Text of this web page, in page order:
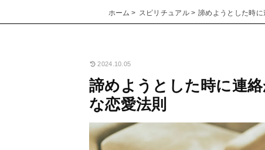
ホーム スピリチュアル 諦めようとした時
2024.10.05
諦めようとした時に連
な恋愛法則